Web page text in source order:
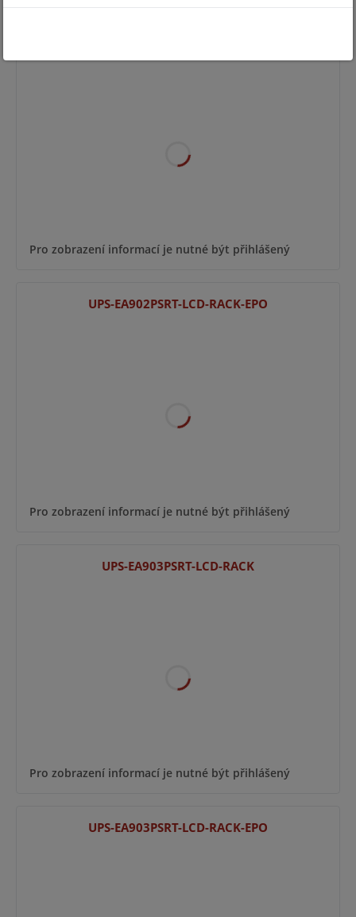
Pro zobrazení informací je nutné být přihlášený
UPS-EA902PSRT-LCD-RACK-EPO
Pro zobrazení informací je nutné být přihlášený
UPS-EA903PSRT-LCD-RACK
Pro zobrazení informací je nutné být přihlášený
UPS-EA903PSRT-LCD-RACK-EPO